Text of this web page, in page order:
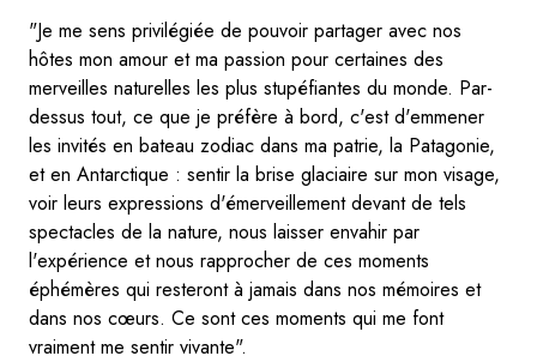
"Je me sens privilégiée de pouvoir partager avec nos
hôtes mon amour et ma passion pour certaines des
merveilles naturelles les plus stupéfiantes du monde. Par-
dessus tout, ce que je préfère à bord, c'est d'emmener
les invités en bateau zodiac dans ma patrie, la Patagonie,
et en Antarctique : sentir la brise glaciaire sur mon visage,
voir leurs expressions d'émerveillement devant de tels
spectacles de la nature, nous laisser envahir par
l'expérience et nous rapprocher de ces moments
éphémères qui resteront à jamais dans nos mémoires et
dans nos cœurs. Ce sont ces moments qui me font
vraiment me sentir vivante".